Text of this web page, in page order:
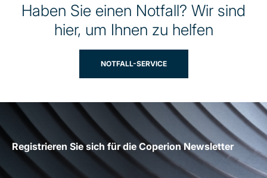
Haben Sie einen Notfall? Wir sind
hier, um Ihnen zu helfen
NOTFALL-SERVICE
Registrieren Sie sich für die Coperion Newsletter